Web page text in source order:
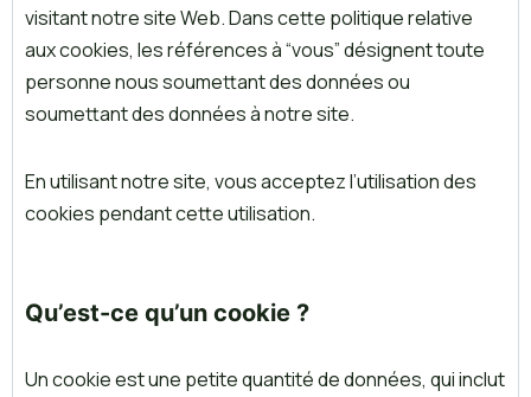
visitant notre site Web. Dans cette politique relative
aux cookies, les références à “vous” désignent toute
personne nous soumettant des données ou
soumettant des données à notre site.
En utilisant notre site, vous acceptez l’utilisation des
cookies pendant cette utilisation.
Qu’est-ce qu’un cookie ?
Un cookie est une petite quantité de données, qui inclut